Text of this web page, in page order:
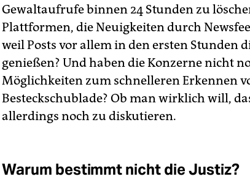
Gewaltaufrufe binnen 24 Stunden zu
Plattformen, die Neuigkeiten durch
weil Posts vor allem in den ersten Stunden
genießen? Und haben die Konzerne nicht
Möglichkeiten zum schnelleren Erkennen
Besteckschublade? Ob man wirklich will,
allerdings noch zu diskutieren.
Warum bestimmt nicht die Justiz?